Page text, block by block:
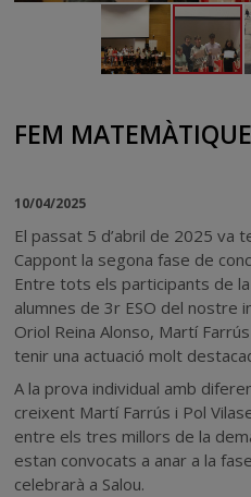
FEM
10/04/2025
El passat 5 d’abril de 2025 va
Cappont la segona fase de
Entre tots els participants de
alumnes de 3r ESO del nostre
Oriol Reina Alonso, Martí
tenir una actuació molt
A la prova individual amb
creixent Martí Farrús i Pol
entre els tres millors de la
estan convocats a anar a la
celebrarà a Salou.